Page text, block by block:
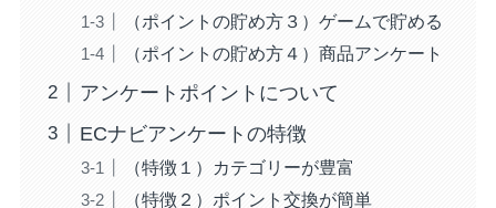
（ポイントの貯め方３）ゲームで貯める
（ポイントの貯め方４）商品アンケート
アンケートポイントについて
ECナビアンケートの特徴
（特徴１）カテゴリーが豊富
（特徴２）ポイント交換が簡単